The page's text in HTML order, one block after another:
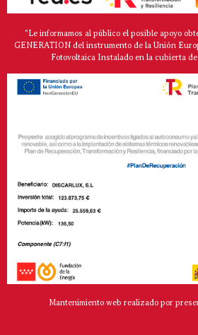
"Le informamos al público el posible apoyo
GENERATION del instrumento de la Unión
Fotovoltaica Instalado en la cubierta
Mantenimiento web realizado por